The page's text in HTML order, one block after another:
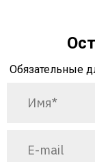
Обязательные